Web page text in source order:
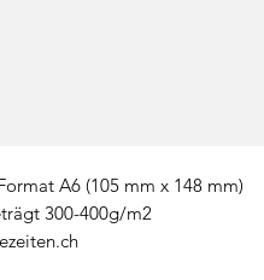
A6 (105 mm x 148 mm)
300-400g/m2